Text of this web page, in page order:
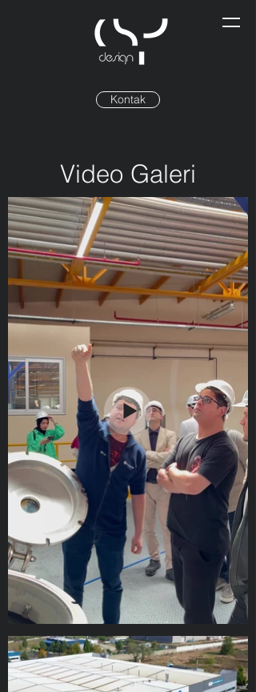
Kontak
Video Galeri